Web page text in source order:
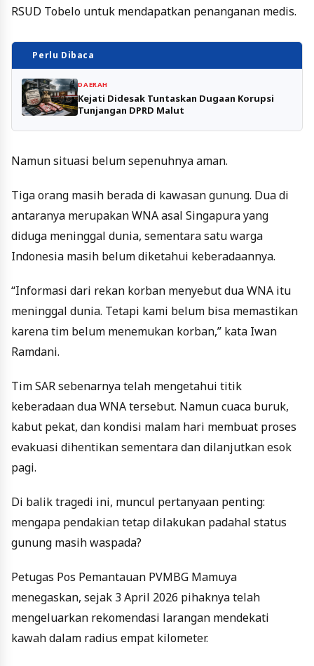
RSUD Tobelo untuk mendapatkan penanganan medis.
Perlu Dibaca
DAERAH
Kejati Didesak Tuntaskan Dugaan Korupsi
Tunjangan DPRD Malut
Namun situasi belum sepenuhnya aman.
Tiga orang masih berada di kawasan gunung. Dua di
antaranya merupakan WNA asal Singapura yang
diduga meninggal dunia, sementara satu warga
Indonesia masih belum diketahui keberadaannya.
“Informasi dari rekan korban menyebut dua WNA itu
meninggal dunia. Tetapi kami belum bisa memastikan
karena tim belum menemukan korban,” kata Iwan
Ramdani.
Tim SAR sebenarnya telah mengetahui titik
keberadaan dua WNA tersebut. Namun cuaca buruk,
kabut pekat, dan kondisi malam hari membuat proses
evakuasi dihentikan sementara dan dilanjutkan esok
pagi.
Di balik tragedi ini, muncul pertanyaan penting:
mengapa pendakian tetap dilakukan padahal status
gunung masih waspada?
Petugas Pos Pemantauan PVMBG Mamuya
menegaskan, sejak 3 April 2026 pihaknya telah
mengeluarkan rekomendasi larangan mendekati
kawah dalam radius empat kilometer.